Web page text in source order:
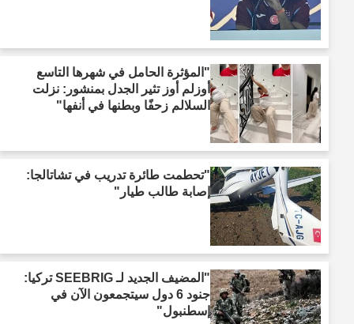
"المؤثرة الحامل في شهرها التاسع
أوزلم أوز تثير الجدل بمنشور: نزلت
السلالم زحفًا وبطنها في أنفها"
"تحطمت طائرة تدريب في تشاتالجا:
إصابة طالب طيار"
"المضيف الجديد لـ SEEBRIG تركيا:
جنود 6 دول سيتجمعون الآن في
إسطنبول"